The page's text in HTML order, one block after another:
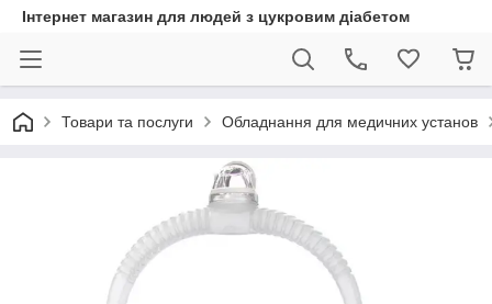
Інтернет магазин для людей з цукровим діабетом
Товари та послуги Обладнання для медичних установ